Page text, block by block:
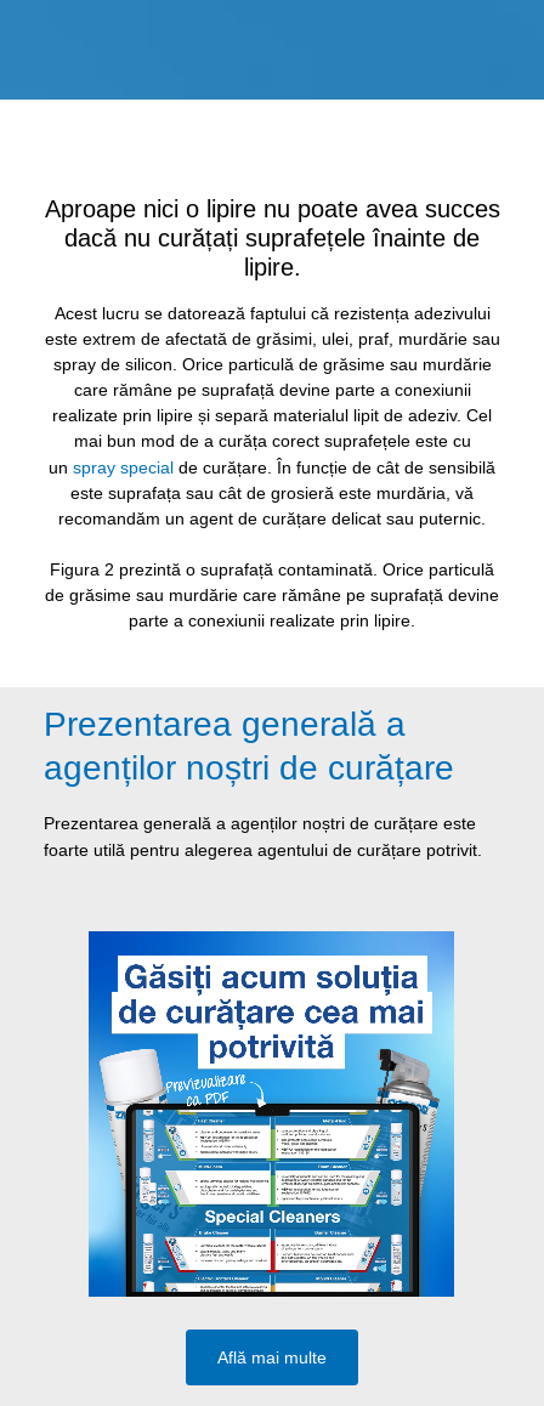
Aproape nici o lipire nu poate avea succes
dacă nu curățați suprafețele înainte de
lipire.
Acest lucru se datorează faptului că rezistența adezivului
este extrem de afectată de grăsimi, ulei, praf, murdărie sau
spray de silicon. Orice particulă de grăsime sau murdărie
care rămâne pe suprafață devine parte a conexiunii
realizate prin lipire și separă materialul lipit de adeziv. Cel
mai bun mod de a curăța corect suprafețele este cu
un spray special de curățare. În funcție de cât de sensibilă
este suprafața sau cât de grosieră este murdăria, vă
recomandăm un agent de curățare delicat sau puternic.
Figura 2 prezintă o suprafață contaminată. Orice particulă
de grăsime sau murdărie care rămâne pe suprafață devine
parte a conexiunii realizate prin lipire.
Prezentarea generală a
agenților noștri de curățare
Prezentarea generală a agenților noștri de curățare este
foarte utilă pentru alegerea agentului de curățare potrivit.
Află mai multe